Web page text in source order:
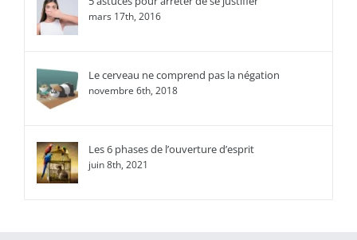
mars 17th, 2016
Le cerveau ne comprend pas la négation
novembre 6th, 2018
Les 6 phases de l’ouverture d’esprit
juin 8th, 2021